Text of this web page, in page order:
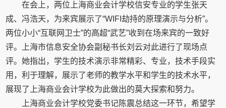
在会上，两位上海商业会计学校信安专业的学生张天
成、冯浩天，为来宾展示了“WIFI劫持的原理演示与分析”。
两位小小“互联网卫士”的高超“武艺”收到在场来宾的一致好
评。上海市信息安全协会副秘书长刘云对此进行了现场点
评。她指出，学生的技术演示非常精彩、专业，技术手段实
用，利于理解，展示了老师的教学水平和学生的技术水平，
展现了上海商业会计学校为此做出的莫大探索和努力。
上海商业会计学校党委书记陈震总结这一环节，希望学